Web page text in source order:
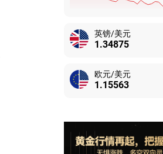
英镑/美元
1.34875
欧元/美元
1.15563